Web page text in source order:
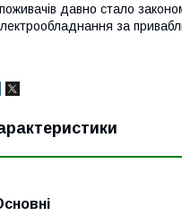
давно стало
за